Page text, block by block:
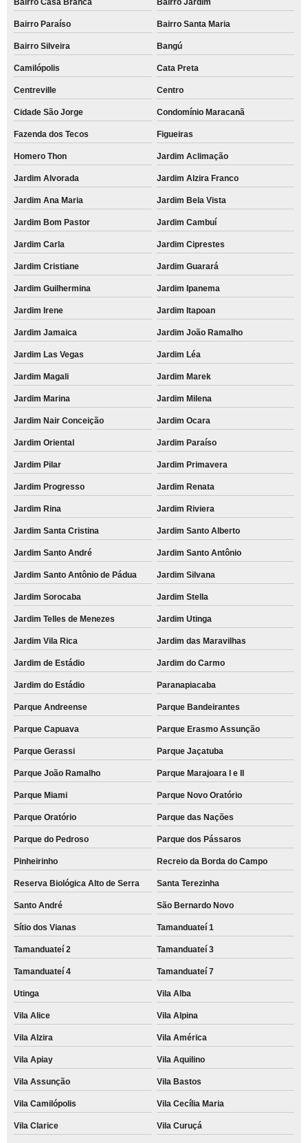
Bairro Casa Branca Bairro Jardim
Bairro Paraíso Bairro Santa Maria
Bairro Silveira Bangú
Camilópolis Cata Preta
Centreville Centro
Cidade São Jorge Condomínio Maracanã
Fazenda dos Tecos Figueiras
Homero Thon Jardim Aclimação
Jardim Alvorada Jardim Alzira Franco
Jardim Ana Maria Jardim Bela Vista
Jardim Bom Pastor Jardim Cambuí
Jardim Carla Jardim Ciprestes
Jardim Cristiane Jardim Guarará
Jardim Guilhermina Jardim Ipanema
Jardim Irene Jardim Itapoan
Jardim Jamaica Jardim João Ramalho
Jardim Las Vegas Jardim Léa
Jardim Magali Jardim Marek
Jardim Marina Jardim Milena
Jardim Nair Conceição Jardim Ocara
Jardim Oriental Jardim Paraíso
Jardim Pilar Jardim Primavera
Jardim Progresso Jardim Renata
Jardim Rina Jardim Riviera
Jardim Santa Cristina Jardim Santo Alberto
Jardim Santo André Jardim Santo Antônio
Jardim Santo Antônio de Pádua Jardim Silvana
Jardim Sorocaba Jardim Stella
Jardim Telles de Menezes Jardim Utinga
Jardim Vila Rica Jardim das Maravilhas
Jardim de Estádio Jardim do Carmo
Jardim do Estádio Paranapiacaba
Parque Andreense Parque Bandeirantes
Parque Capuava Parque Erasmo Assunção
Parque Gerassi Parque Jaçatuba
Parque João Ramalho Parque Marajoara I e II
Parque Miami Parque Novo Oratório
Parque Oratório Parque das Nações
Parque do Pedroso Parque dos Pássaros
Pinheirinho Recreio da Borda do Campo
Reserva Biológica Alto de Serra Santa Terezinha
Santo André São Bernardo Novo
Sítio dos Vianas Tamanduateí 1
Tamanduateí 2 Tamanduateí 3
Tamanduateí 4 Tamanduateí 7
Utinga Vila Alba
Vila Alice Vila Alpina
Vila Alzira Vila América
Vila Apiay Vila Aquilino
Vila Assunção Vila Bastos
Vila Camilópolis Vila Cecília Maria
Vila Clarice Vila Curuçá